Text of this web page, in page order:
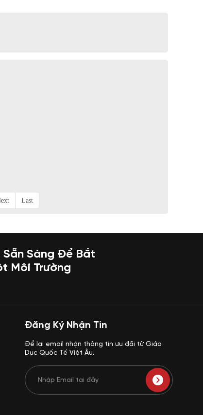
Last
Sẵn Sàng Để Bắt
Môi Trường
Đăng Ký Nhận Tin
Để lại email nhận thông tin ưu đãi từ Giáo
Dục Quốc Tế Việt Âu.